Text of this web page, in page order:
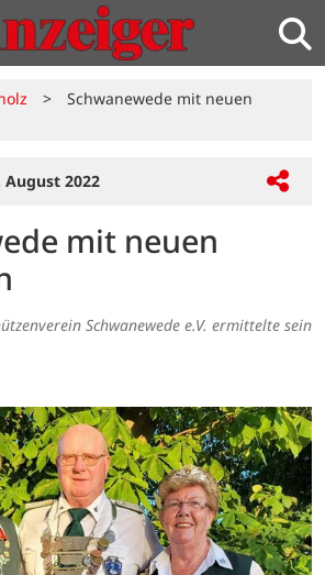
>
Schwanewede mit neuen
August 2022
mit neuen
Schwanewede e.V. ermittelte sein